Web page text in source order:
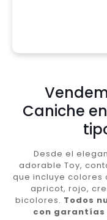
Caniche
Desde el
adorable Toy,
que incluye colores
apricot, rojo,
bicolores. Todos
con